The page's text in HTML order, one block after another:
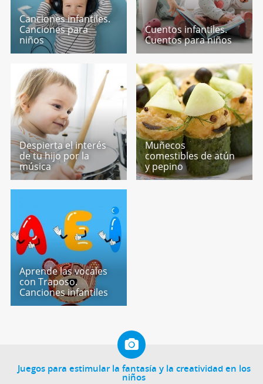
Canciones infantiles.
Canciones para
niños
Cuentos infantiles.
Cuentos para niños
Despierta el interés
de tu hijo por la
música
Muñecos
comestibles de atún
y pepino
Aprende las vocales
con Traposo.
Canciones infantiles
Juegos para estimular la fantasía y la creatividad en los
niños